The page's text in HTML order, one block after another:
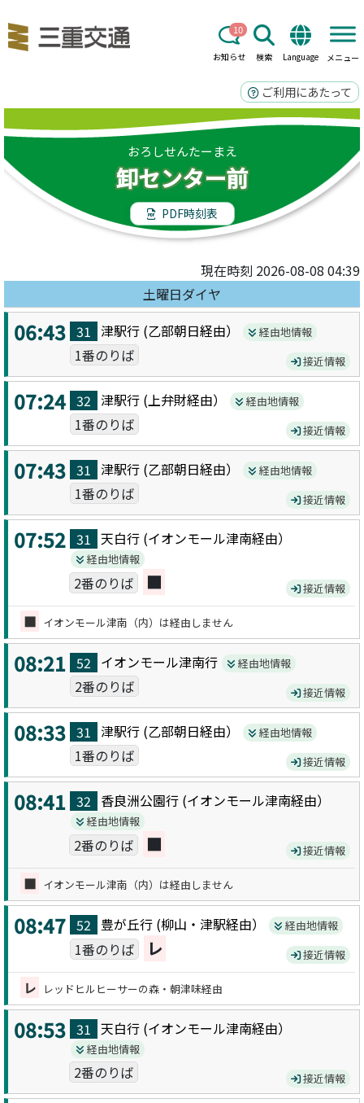
お知らせ
10
検索 Language メニュー
ご利用にあたって
おろしせんたーまえ
卸センター前
PDF時刻表
現在時刻 2026-08-08 04:39
土曜日ダイヤ
06:43 31 津駅行 (乙部朝日経由） 経由地情報
1番のりば 接近情報
07:24 32 津駅行 (上弁財経由） 経由地情報
1番のりば 接近情報
07:43 31 津駅行 (乙部朝日経由） 経由地情報
1番のりば 接近情報
07:52 31 天白行 (イオンモール津南経由）
経由地情報
2番のりば ■ 接近情報
■ イオンモール津南（内）は経由しません
08:21 52 イオンモール津南行 経由地情報
2番のりば 接近情報
08:33 31 津駅行 (乙部朝日経由） 経由地情報
1番のりば 接近情報
08:41 32 香良洲公園行 (イオンモール津南経由）
経由地情報
2番のりば ■ 接近情報
■ イオンモール津南（内）は経由しません
08:47 52 豊が丘行 (柳山・津駅経由） 経由地情報
1番のりば レ 接近情報
レ レッドヒルヒーサーの森・朝津味経由
08:53 31 天白行 (イオンモール津南経由）
経由地情報
2番のりば 接近情報